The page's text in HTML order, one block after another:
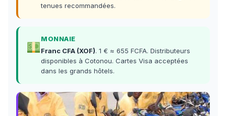
tenues recommandées.
MONNAIE
Franc CFA (XOF). 1 € ≈ 655 FCFA. Distributeurs
disponibles à Cotonou. Cartes Visa acceptées
dans les grands hôtels.